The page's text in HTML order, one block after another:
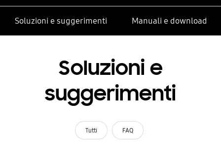
Soluzioni e suggerimenti Manuali e download
Soluzioni e
suggerimenti
Tutti FAQ